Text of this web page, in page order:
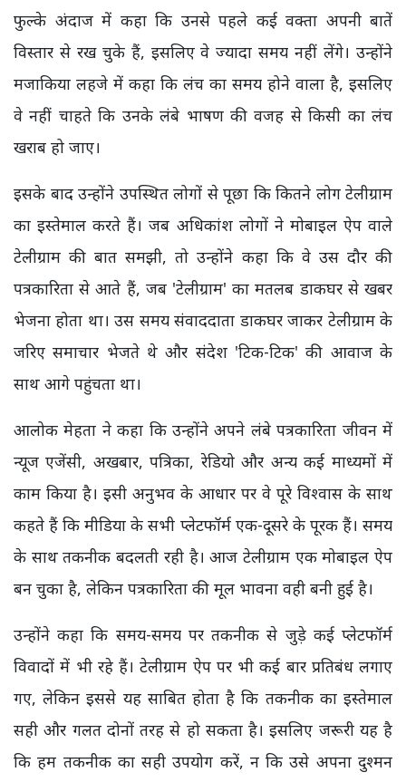
फुल्के अंदाज में कहा कि उनसे पहले कई वक्ता अपनी बातें
विस्तार से रख चुके हैं, इसलिए वे ज्यादा समय नहीं लेंगे। उन्होंने
मजाकिया लहजे में कहा कि लंच का समय होने वाला है, इसलिए
वे नहीं चाहते कि उनके लंबे भाषण की वजह से किसी का लंच
खराब हो जाए।
इसके बाद उन्होंने उपस्थित लोगों से पूछा कि कितने लोग टेलीग्राम
का इस्तेमाल करते हैं। जब अधिकांश लोगों ने मोबाइल ऐप वाले
टेलीग्राम की बात समझी, तो उन्होंने कहा कि वे उस दौर की
पत्रकारिता से आते हैं, जब 'टेलीग्राम' का मतलब डाकघर से खबर
भेजना होता था। उस समय संवाददाता डाकघर जाकर टेलीग्राम के
जरिए समाचार भेजते थे और संदेश 'टिक-टिक' की आवाज के
साथ आगे पहुंचता था।
आलोक मेहता ने कहा कि उन्होंने अपने लंबे पत्रकारिता जीवन में
न्यूज एजेंसी, अखबार, पत्रिका, रेडियो और अन्य कई माध्यमों में
काम किया है। इसी अनुभव के आधार पर वे पूरे विश्वास के साथ
कहते हैं कि मीडिया के सभी प्लेटफॉर्म एक-दूसरे के पूरक हैं। समय
के साथ तकनीक बदलती रही है। आज टेलीग्राम एक मोबाइल ऐप
बन चुका है, लेकिन पत्रकारिता की मूल भावना वही बनी हुई है।
उन्होंने कहा कि समय-समय पर तकनीक से जुड़े कई प्लेटफॉर्म
विवादों में भी रहे हैं। टेलीग्राम ऐप पर भी कई बार प्रतिबंध लगाए
गए, लेकिन इससे यह साबित होता है कि तकनीक का इस्तेमाल
सही और गलत दोनों तरह से हो सकता है। इसलिए जरूरी यह है
कि हम तकनीक का सही उपयोग करें, न कि उसे अपना दुश्मन